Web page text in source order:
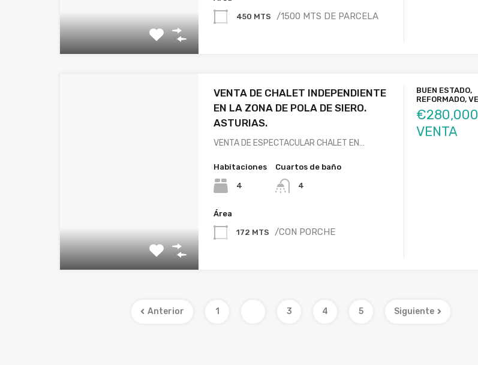
450 MTS /1500 MTS DE PARCELA
VENTA DE CHALET INDEPENDIENTE
EN LA ZONA DE POLA DE SIERO.
ASTURIAS.
VENTA DE ESPECTACULAR CHALET EN…
Habitaciones
4
Cuartos de baño
4
Área
172 MTS /CON PORCHE
BUEN ESTADO,
REFORMADO,
€280,000
VENTA
Anterior 1 3 4 5 Siguiente